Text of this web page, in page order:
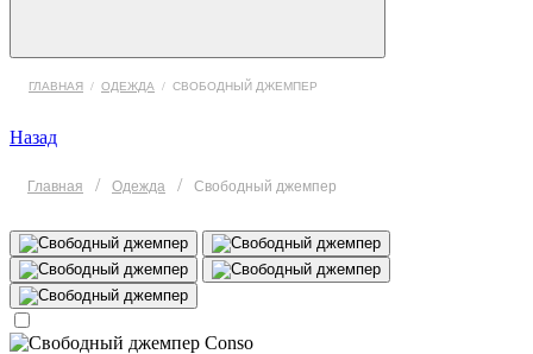
ГЛАВНАЯ / ОДЕЖДА / СВОБОДНЫЙ ДЖЕМПЕР
Назад
Главная / Одежда / Свободный джемпер